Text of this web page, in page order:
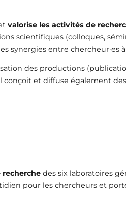
valorise les activités de
scientifiques (colloques,
synergies entre
des productions
et diffuse également
recherchedes six laboratoires
pour les chercheurs et